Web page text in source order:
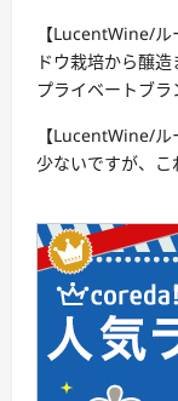
【LucentWine/
ドウ栽培から醸
プライベートブラ
【LucentWine/
少ないですが、こ